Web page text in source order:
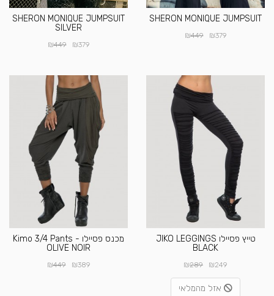
SHERON MONIQUE JUMPSUIT
₪379
₪449
SHERON MONIQUE JUMPSUIT
SILVER
₪379
₪449
טייץ פסיילו JIKO LEGGINGS
BLACK
₪249
₪289
אזל מהמלאי
מכנס פסיילו Kimo 3/4 Pants -
OLIVE NOIR
₪389
₪449